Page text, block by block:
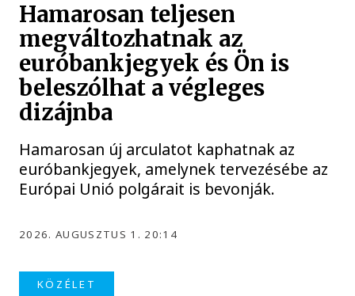
Hamarosan teljesen
megváltozhatnak az
euróbankjegyek és Ön is
beleszólhat a végleges
dizájnba
Hamarosan új arculatot kaphatnak az
euróbankjegyek, amelynek tervezésébe az
Európai Unió polgárait is bevonják.
2026. AUGUSZTUS 1. 20:14
KÖZÉLET